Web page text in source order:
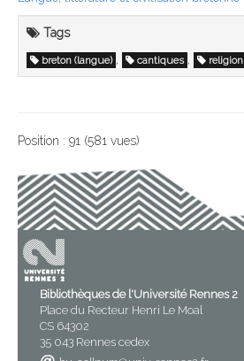
Tags
breton (langue) , cantiques , religion
Position : 91 (581 vues)
Bibliothèques de l'Université Rennes 2
Place du Recteur Henri Le Moal
CS 64302
35 043 Rennes cedex